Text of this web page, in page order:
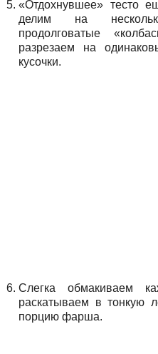
«Отдохнувшее» тесто
делим на
продолговатые
разрезаем на
кусочки.
Слегка обмакиваем
раскатываем в тонкую
порцию фарша.